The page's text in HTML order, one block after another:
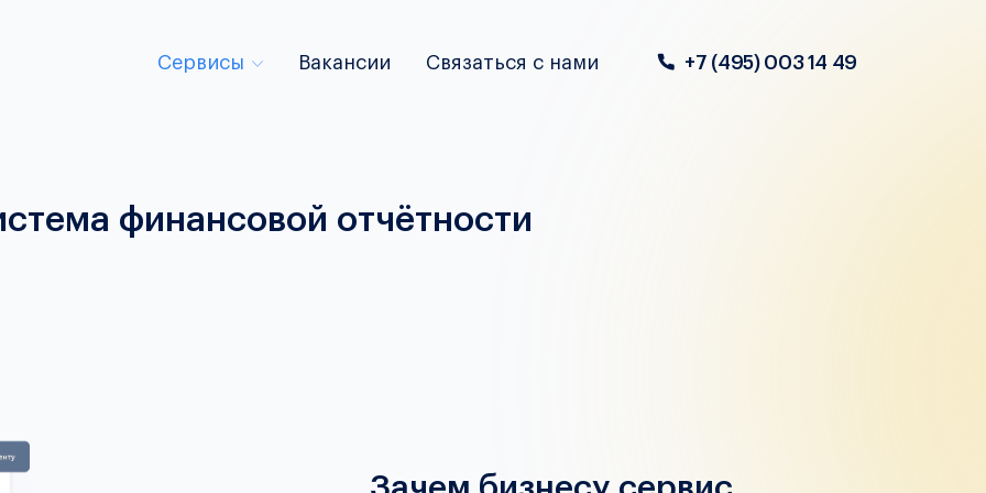
Сервисы Вакансии Связаться с нами +7 (495) 003 14 49
финансовой отчётности